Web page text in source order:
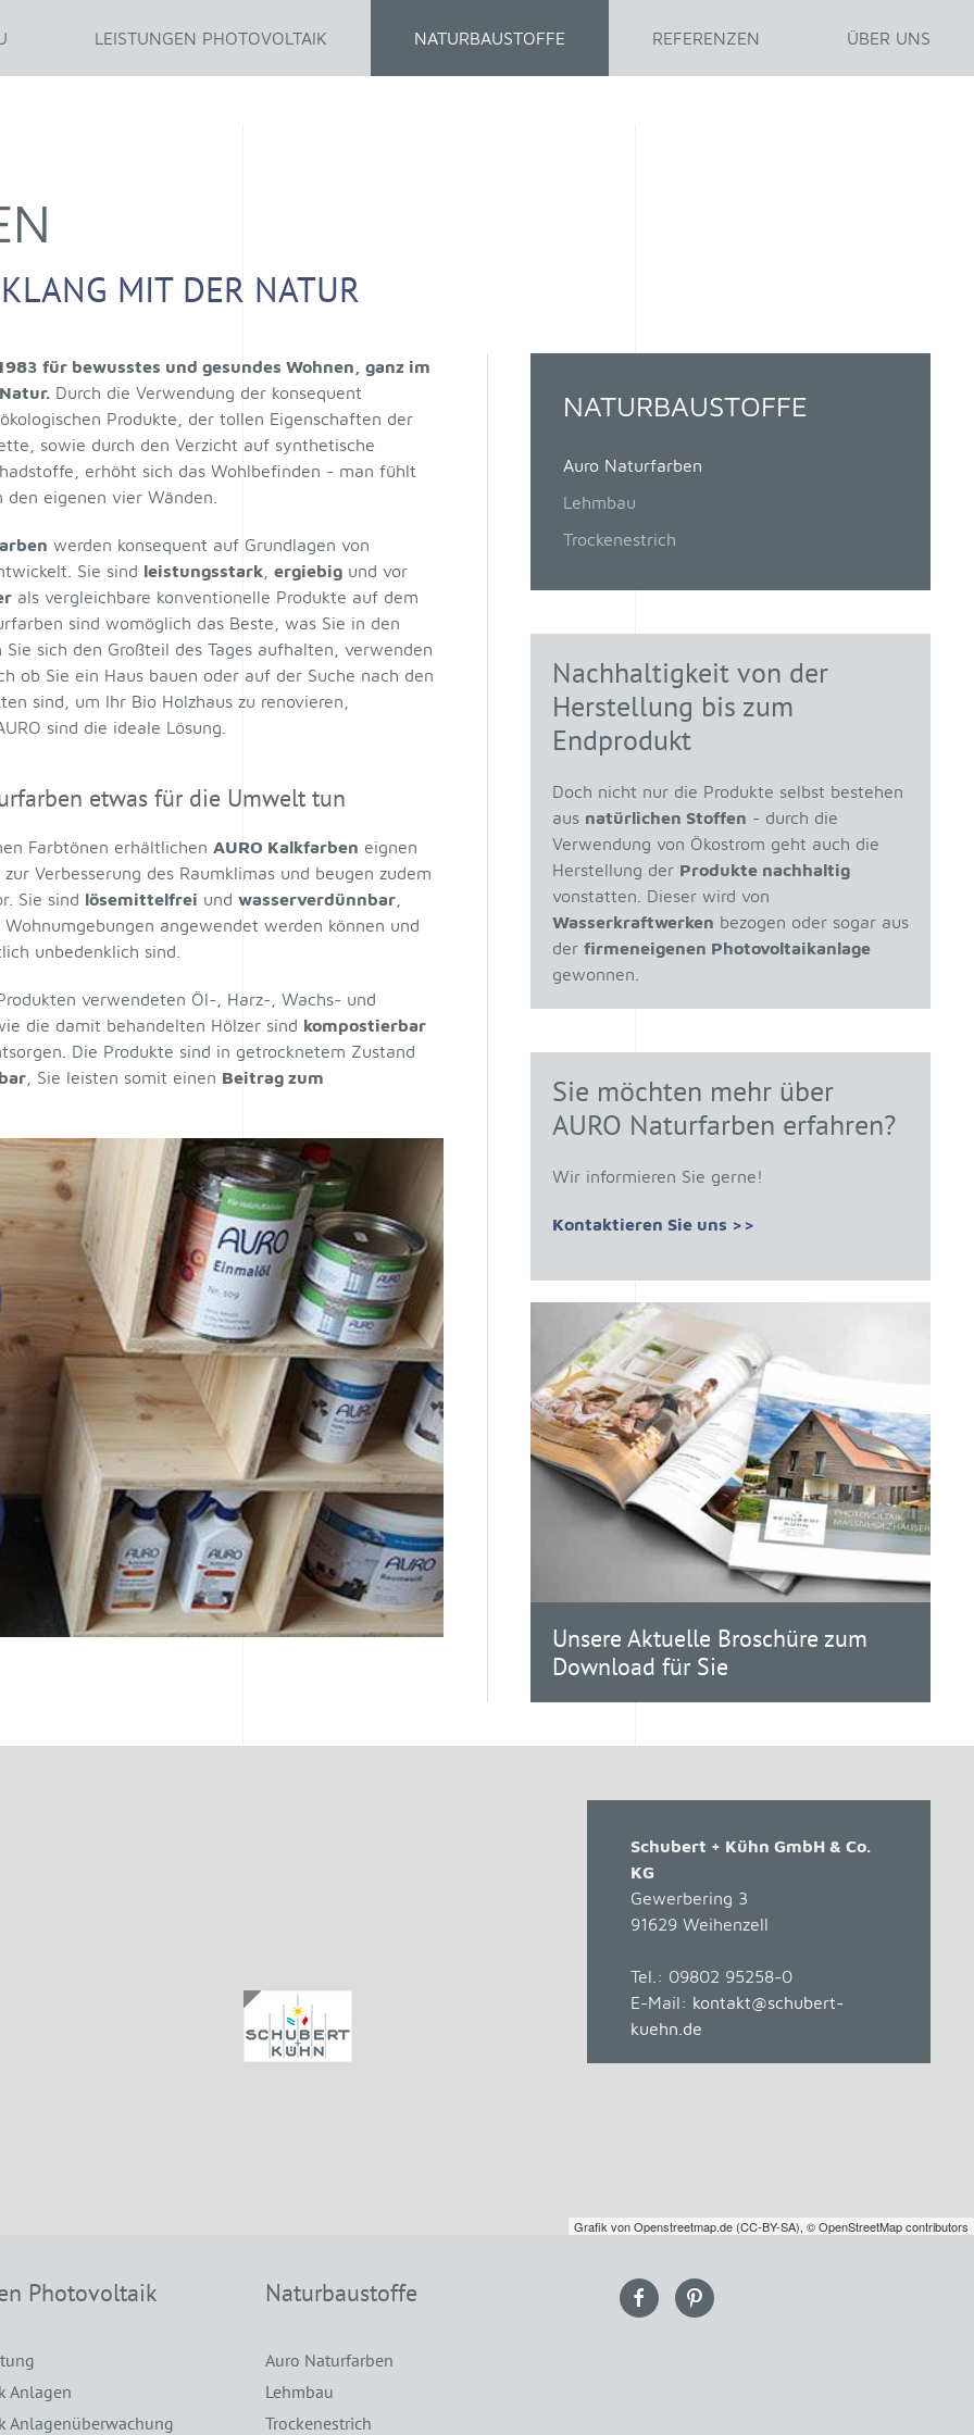
LEISTUNGEN PHOTOVOLTAIK NATURBAUSTOFFE REFERENZEN ÜBER UNS
MIT DER NATUR
für bewusstes und gesundes Wohnen, ganz im
Durch die Verwendung der konsequent
Produkte, der tollen Eigenschaften der
sowie durch den Verzicht auf synthetische
erhöht sich das Wohlbefinden - man fühlt
eigenen vier Wänden.
werden konsequent auf Grundlagen von
Sie sind leistungsstark, ergiebigund vor
als vergleichbare konventionelle Produkte auf dem
sind womöglich das Beste, was Sie in den
Sie sich den Großteil des Tages aufhalten, verwenden
ob Sie ein Haus bauen oder auf der Suche nach den
sind, um Ihr Bio Holzhaus zu renovieren,
sind die ideale Lösung.
etwas für die Umwelt tun
Farbtönen erhältlichen AURO Kalkfarben eignen
Verbesserung des Raumklimas und beugen zudem
Sie sind lösemittelfrei und wasserverdünnbar,
Wohnumgebungen angewendet werden können und
unbedenklich sind.
verwendeten Öl-, Harz-, Wachs- und
die damit behandelten Hölzer sind kompostierbar
Die Produkte sind in getrocknetem Zustand
, Sie leisten somit einen Beitrag zum
NATURBAUSTOFFE
Auro Naturfarben
Lehmbau
Trockenestrich
Nachhaltigkeit von der
Herstellung bis zum
Endprodukt
Doch nicht nur die Produkte selbst bestehen
aus natürlichen Stoffen - durch die
Verwendung von Ökostrom geht auch die
Herstellung der Produkte nachhaltig
vonstatten. Dieser wird von
Wasserkraftwerken bezogen oder sogar aus
der firmeneigenen Photovoltaikanlage
gewonnen.
Sie möchten mehr über
AURO Naturfarben erfahren?
Wir informieren Sie gerne!
Kontaktieren Sie uns >>
Unsere Aktuelle Broschüre zum
Download für Sie
Grafik vonOpenstreetmap.de (CC-BY-SA), © OpenStreetMap contributors
Schubert + Kühn GmbH & Co.
KG
Gewerbering 3
91629 Weihenzell
Tel.: 09802 95258-0
E-Mail: kontakt@schubert-
kuehn.de
Photovoltaik
Anlagen
Anlagenüberwachung
Naturbaustoffe
Auro Naturfarben
Lehmbau
Trockenestrich